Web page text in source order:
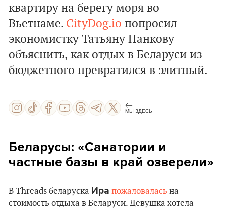
квартиру на берегу моря во
Вьетнаме. CityDog.io попросил
экономистку Татьяну Панкову
объяснить, как отдых в Беларуси из
бюджетного превратился в элитный.
МЫ ЗДЕСЬ
Беларусы: «Санатории и
частные базы в край озверели»
В Threads беларуска Ира пожаловалась на
стоимость отдыха в Беларуси. Девушка хотела